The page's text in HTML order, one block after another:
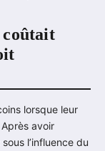
coûtait
lorsque leur
avoir
l’influence du